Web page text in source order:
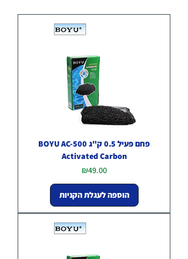
פחם פעיל 0.5 ק"ג BOYU AC-500
Activated Carbon
מחיר
₪49.00
הוספה לעגלת הקניות